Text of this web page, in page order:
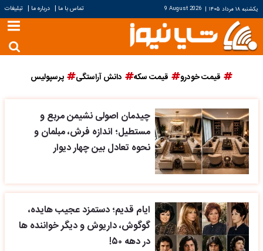
یکشنبه ۱۸ مرداد ۱۴۰۵ |
9 August 2026 تماس با ما | درباره ما | تبلیغات
قیمت خودرو قیمت سکه دانش آراستگی پرسپولیس
چیدمان اصولی نشیمن مربع و
مستطیل؛ اندازه فرش، مبلمان و
نحوه تعادل بین چهار دیوار
ایام قدیم؛ دستمزد عجیب هایده،
گوگوش، داریوش و دیگر خواننده ها
در دهه ۵۰!